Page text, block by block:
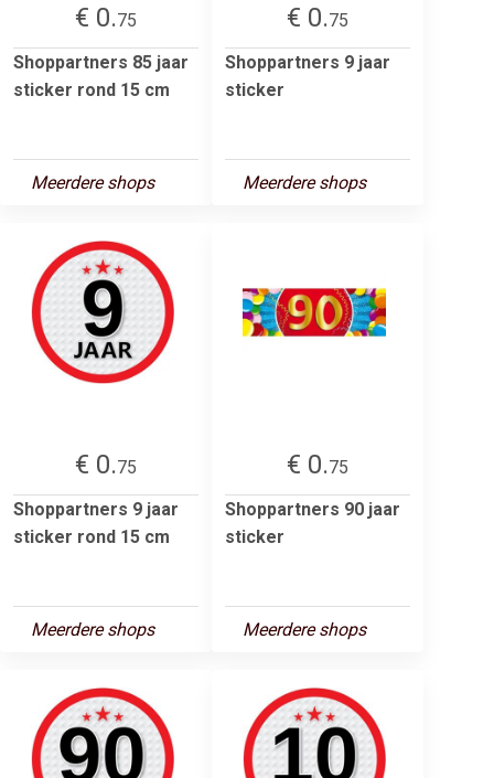
€ 0.75
Shoppartners 85 jaar
sticker rond 15 cm
Meerdere shops
€ 0.75
Shoppartners 9 jaar
sticker
Meerdere shops
€ 0.75
Shoppartners 9 jaar
sticker rond 15 cm
Meerdere shops
€ 0.75
Shoppartners 90 jaar
sticker
Meerdere shops